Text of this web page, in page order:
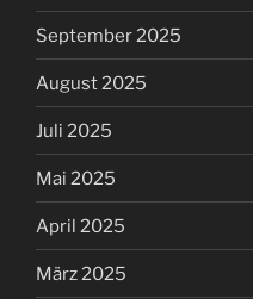
September 2025
August 2025
Juli 2025
Mai 2025
April 2025
März 2025